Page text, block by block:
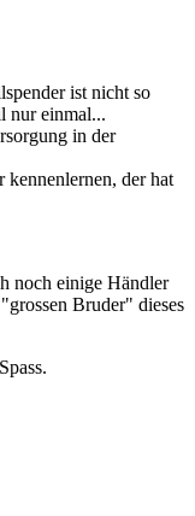
ist nicht so
nur einmal...
in der
kennenlernen, der hat
noch einige Händler
Bruder" dieses